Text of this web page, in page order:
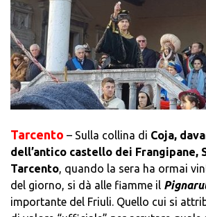
Tarcento – Sulla collina di Coja,
dell’antico castello dei Frangipane,
Tarcento, quando la sera ha ormai
del giorno, si dà alle fiamme il
importante del Friuli. Quello cui si